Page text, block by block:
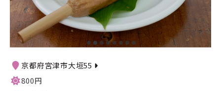
京都府宮津市大垣55
800円